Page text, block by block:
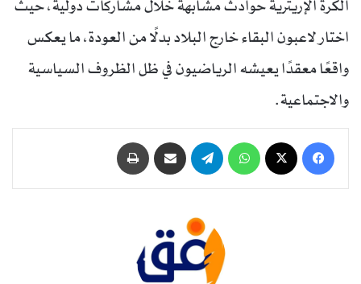
الكرة الإريترية حوادث مشابهة خلال مشاركات دولية، حيث
اختار لاعبون البقاء خارج البلاد بدلًا من العودة، ما يعكس
واقعًا معقدًا يعيشه الرياضيون في ظل الظروف السياسية
والاجتماعية.